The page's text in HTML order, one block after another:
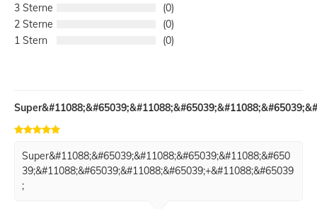
3
0
2
0
1
0
Super&#11088;&#65039;&#11088;&#65039;&#11088;&#650
39;&#11088;&#65039;&#11088;&#65039;+&#11088;&#65039
;